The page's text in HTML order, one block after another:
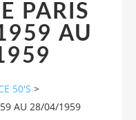
PARIS
AU
50'S >
AU 28/04/1959